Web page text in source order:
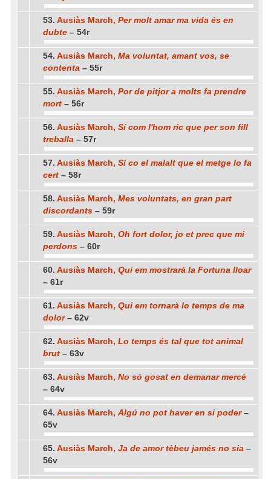
53. Ausiàs March, Per molt amar ma vida és en
dubte – 54r
54. Ausiàs March, Ma voluntat, amant vos, se
contenta – 55r
55. Ausiàs March, Por de pitjor a molts fa prendre
mort – 56r
56. Ausiàs March, Sí com l'hom ric que per son fill
treballa – 57r
57. Ausiàs March, Sí co el malalt que el metge lo fa
cert – 58r
58. Ausiàs March, Mes voluntats, en gran part
discordants – 59r
59. Ausiàs March, Oh fort dolor, jo et prec que mi
perdons – 60r
60. Ausiàs March, Qui em mostrarà la Fortuna lloar
– 61r
61. Ausiàs March, Qui em tornarà lo temps de ma
dolor– 62v
62. Ausiàs March, Lo temps és tal que tot animal
brut – 63v
63. Ausiàs March, No só gosat en demanar mercé
– 64v
64. Ausiàs March, Algú no pot haver en si poder–
65v
65. Ausiàs March, Ja de amor tèbeu jamés no sia –
56v